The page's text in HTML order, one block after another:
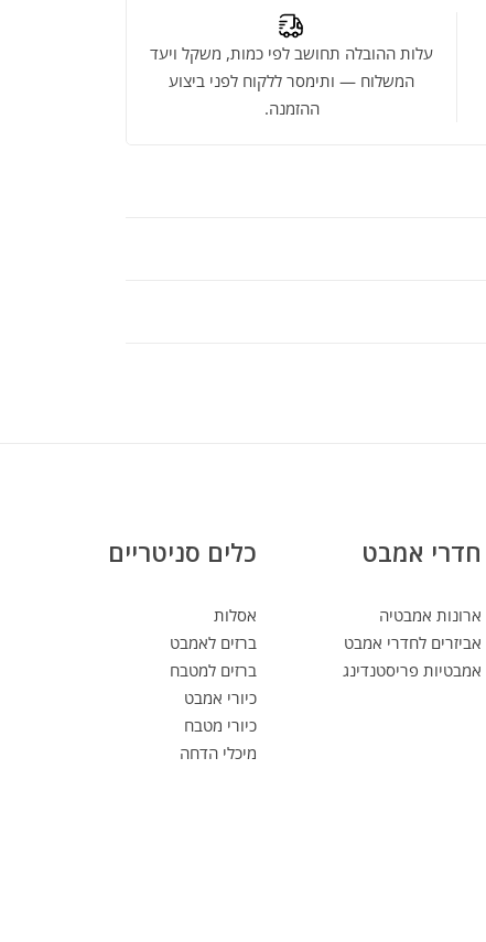
עלות ההובלה תחושב לפי כמות, משקל ויעד
המשלוח — ותימסר ללקוח לפני ביצוע
ההזמנה.
חדרי אמבט
ארונות אמבטיה
אביזרים לחדרי אמבט
אמבטיות פריסטנדינג
כלים סניטריים
אסלות
ברזים לאמבט
ברזים למטבח
כיורי אמבט
כיורי מטבח
מיכלי הדחה